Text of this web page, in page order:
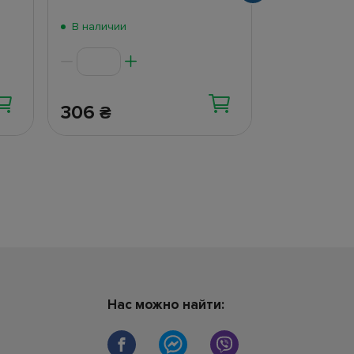
В наличии
306₴
Нас можно найти: